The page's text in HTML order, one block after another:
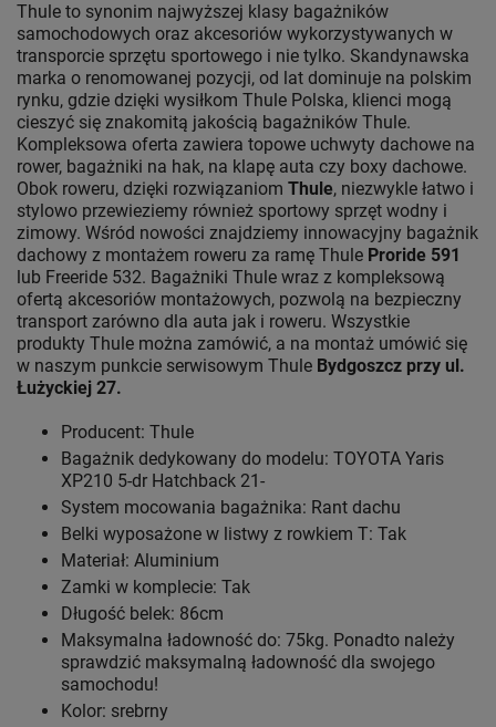
Thule to synonim najwyższej klasy bagażników
samochodowych oraz akcesoriów wykorzystywanych w
transporcie sprzętu sportowego i nie tylko. Skandynawska
marka o renomowanej pozycji, od lat dominuje na polskim
rynku, gdzie dzięki wysiłkom Thule Polska, klienci mogą
cieszyć się znakomitą jakością bagażników Thule.
Kompleksowa oferta zawiera topowe uchwyty dachowe na
rower, bagażniki na hak, na klapę auta czy boxy dachowe.
Obok roweru, dzięki rozwiązaniom Thule, niezwykle łatwo i
stylowo przewieziemy również sportowy sprzęt wodny i
zimowy. Wśród nowości znajdziemy innowacyjny bagażnik
dachowy z montażem roweru za ramę Thule Proride 591
lub Freeride 532. Bagażniki Thule wraz z kompleksową
ofertą akcesoriów montażowych, pozwolą na bezpieczny
transport zarówno dla auta jak i roweru. Wszystkie
produkty Thule można zamówić, a na montaż umówić się
w naszym punkcie serwisowym Thule Bydgoszcz przy ul.
Łużyckiej 27.
Producent: Thule
Bagażnik dedykowany do modelu: TOYOTA Yaris
XP210 5-dr Hatchback 21-
System mocowania bagażnika: Rant dachu
Belki wyposażone w listwy z rowkiem T: Tak
Materiał: Aluminium
Zamki w komplecie: Tak
Długość belek: 86cm
Maksymalna ładowność do: 75kg. Ponadto należy
sprawdzić maksymalną ładowność dla swojego
samochodu!
Kolor: srebrny